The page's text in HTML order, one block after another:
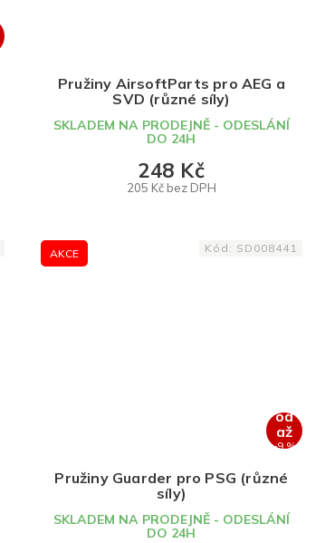
Pružiny AirsoftParts pro AEG a
SVD (různé síly)
SKLADEM NA PRODEJNĚ - ODESLÁNÍ
DO 24H
205 Kč bez DPH
248 Kč
AKCE
od
až
–9 %
Pružiny Guarder pro PSG (různé
síly)
SKLADEM NA PRODEJNĚ - ODESLÁNÍ
DO 24H
Kód: SD008441